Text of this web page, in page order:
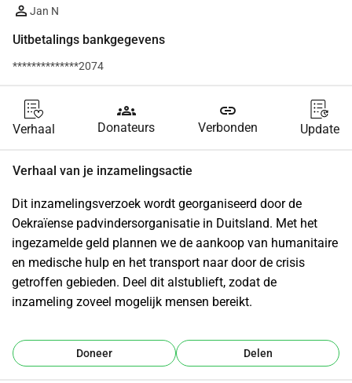
Jan N
Uitbetalings bankgegevens
**************2074
Verhaal
groups
Donateurs
link
Verbonden Update
Verhaal van je inzamelingsactie
Dit inzamelingsverzoek wordt georganiseerd door de
Oekraïense padvindersorganisatie in Duitsland. Met het
ingezamelde geld plannen we de aankoop van humanitaire
en medische hulp en het transport naar door de crisis
getroffen gebieden. Deel dit alstublieft, zodat de
inzameling zoveel mogelijk mensen bereikt.
Doneer Delen